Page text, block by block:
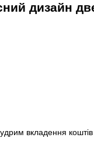
дизайн
вкладення